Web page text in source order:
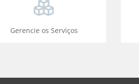
Gerencie os Serviços